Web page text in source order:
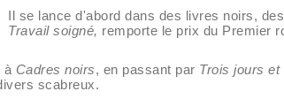
Il se lance d'abord dans des livres noirs,
Travail soigné, remporte le prix du Premier
à Cadres noirs, en passant par Trois jours et
scabreux.